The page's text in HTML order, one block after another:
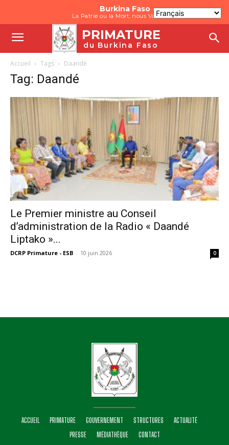
Burkina Faso
La Patrie ou la Mort, nous Vaincrons
PRIMATURE
du Burkina Faso
Accueil Tags Daandé
Tag: Daandé
Le Premier ministre au Conseil
d’administration de la Radio « Daandé
Liptako »...
DCRP Primature - ESB - 10 juin 2026 0
ACCUEIL PRIMATURE GOUVERNEMENT STRUCTURES
ACTUALITÉ
PRESSE
MÉDIATHÈQUE CONTACT